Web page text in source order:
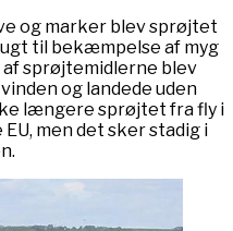
og marker blev sprøjtet
til bekæmpelse af myg
af sprøjtemidlerne blev
og landede uden
længere sprøjtet fra fly i
men det sker stadig i